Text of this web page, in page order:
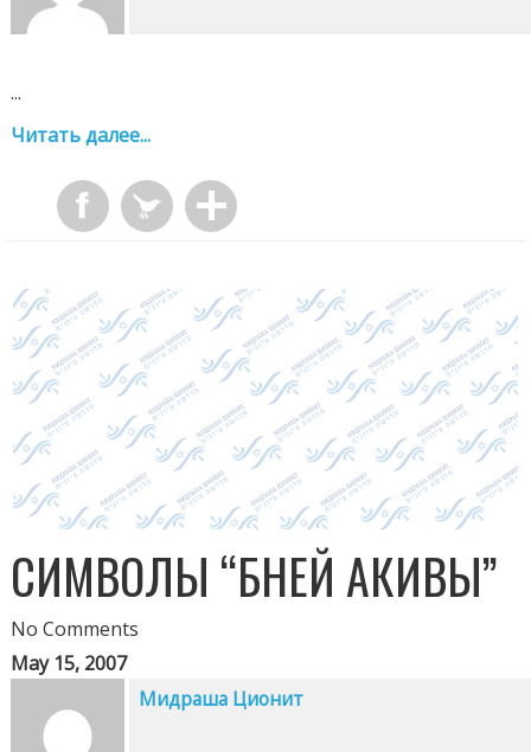
...
Читать далее...
СИМВОЛЫ “БНЕЙ АКИВЫ”
No Comments
May 15, 2007
Мидраша Ционит